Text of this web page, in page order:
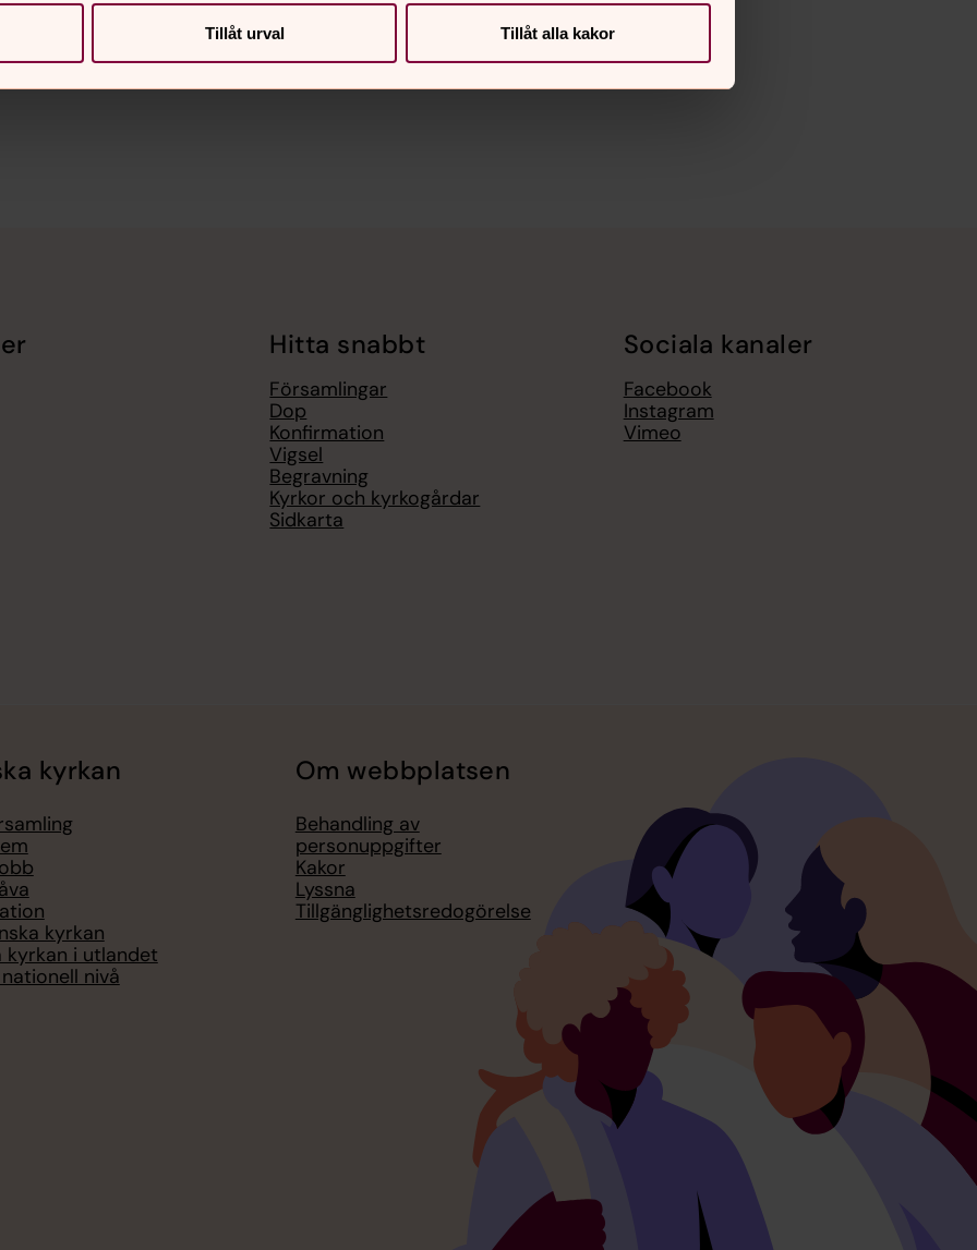
Tillåt urval Tillåt alla kakor
Hitta snabbt
Församlingar
Dop
Konfirmation
Vigsel
Begravning
Kyrkor och kyrkogårdar
Sidkarta
Sociala kanaler
Facebook
Instagram
Vimeo
kyrkan
kyrkan
kyrkan i utlandet
nivå
Om webbplatsen
Behandling av
personuppgifter
Kakor
Lyssna
Tillgänglighetsredogörelse